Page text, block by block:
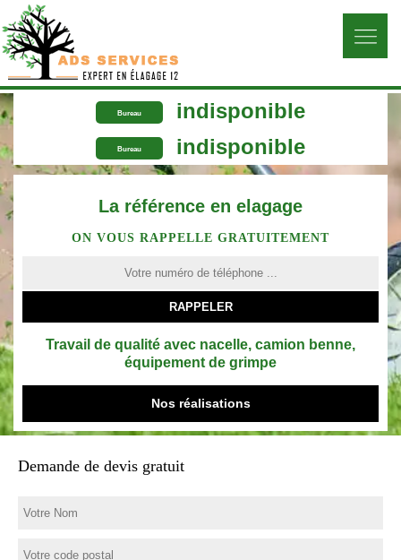
Bureau indisponible
Bureau indisponible
La référence en elagage
ON VOUS RAPPELLE GRATUITEMENT
Travail de qualité avec nacelle, camion benne,
équipement de grimpe
Nos réalisations
Demande de devis gratuit